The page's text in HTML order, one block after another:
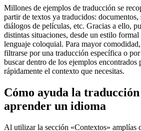
Millones de ejemplos de traducción se
partir de textos ya traducidos:
diálogos de películas, etc. Gracias a ello,
distintas situaciones, desde un estilo
lenguaje coloquial. Para mayor
filtrarse por una traducción específica o
buscar dentro de los ejemplos encontrados
rápidamente el contexto que necesitas.
Cómo ayuda la
aprender un idioma
Al utilizar la sección «Contextos» amplías